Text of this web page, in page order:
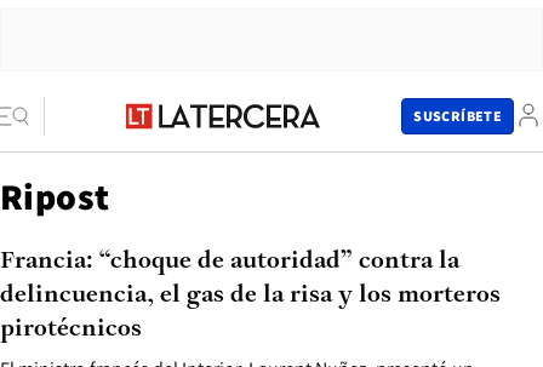
SUSCRÍBETE
Ripost
Francia: “choque de autoridad” contra la
delincuencia, el gas de la risa y los morteros
pirotécnicos